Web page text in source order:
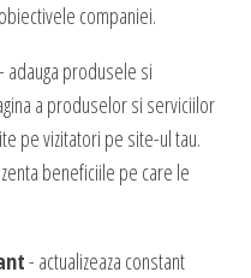
72 37
companiei.
- adauga produsele si
a produselor si serviciilor
pe vizitatori pe site-ul tau.
beneficiile pe care le
- actualizeaza constant